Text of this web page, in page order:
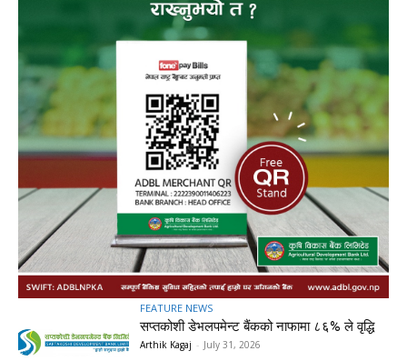
FEATURE NEWS
सप्तकोशी डेभलपमेन्ट बैंकको नाफामा ८६% ले वृद्धि
Arthik Kagaj - July 31, 2026